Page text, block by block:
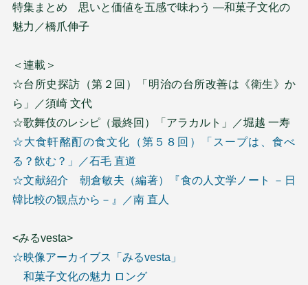
特集まとめ 思いと価値を五感で味わう ―和菓子文化の
魅力／橋爪伸子
＜連載＞
☆台所史探訪（第２回）「明治の台所改善は《衛生》か
ら」／須崎 文代
☆歌舞伎のレシピ（最終回）「アラカルト」／堀越 一寿
☆大食軒酩酊の食文化（第５８回）「スープは、食べ
る？飲む？」／石毛 直道
☆文献紹介 朝倉敏夫（編著）『食の人文学ノート －日
韓比較の観点から－』／南 直人
<みるvesta>
☆映像アーカイブス「みるvesta」
和菓子文化の魅力 ロング